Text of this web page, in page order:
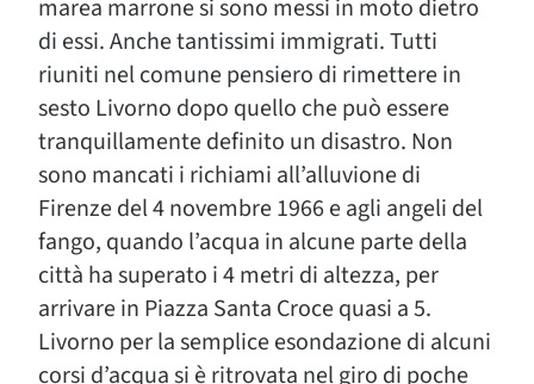
marea marrone si sono messi in moto dietro
di essi. Anche tantissimi immigrati. Tutti
riuniti nel comune pensiero di rimettere in
sesto Livorno dopo quello che può essere
tranquillamente definito un disastro. Non
sono mancati i richiami all’alluvione di
Firenze del 4 novembre 1966 e agli angeli del
fango, quando l’acqua in alcune parte della
città ha superato i 4 metri di altezza, per
arrivare in Piazza Santa Croce quasi a 5.
Livorno per la semplice esondazione di alcuni
corsi d’acqua si è ritrovata nel giro di poche